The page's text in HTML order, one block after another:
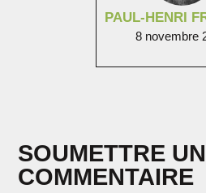
PAUL-HENRI
8 novembre
SOUMETTRE UN
COMMENTAIRE